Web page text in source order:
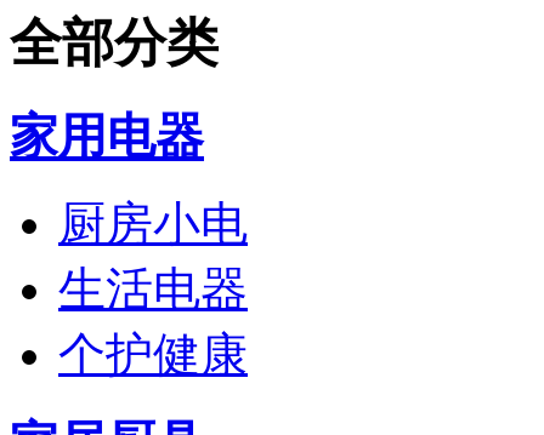
全部分类
家用电器
厨房小电
生活电器
个护健康